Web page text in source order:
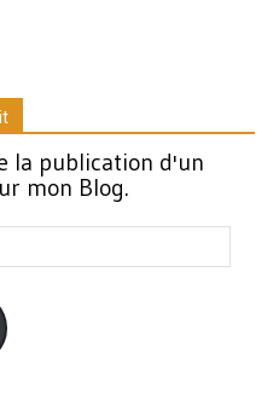
la publication d'un
mon Blog.